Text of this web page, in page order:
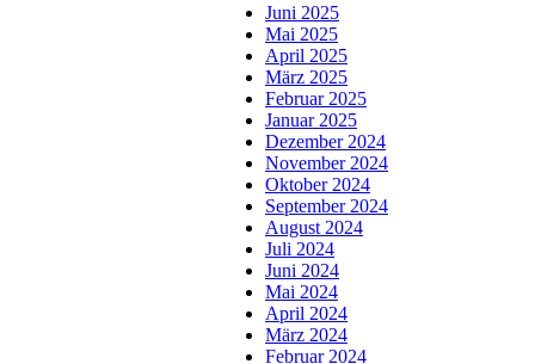
Juni 2025
Mai 2025
April 2025
März 2025
Februar 2025
Januar 2025
Dezember 2024
November 2024
Oktober 2024
September 2024
August 2024
Juli 2024
Juni 2024
Mai 2024
April 2024
März 2024
Februar 2024